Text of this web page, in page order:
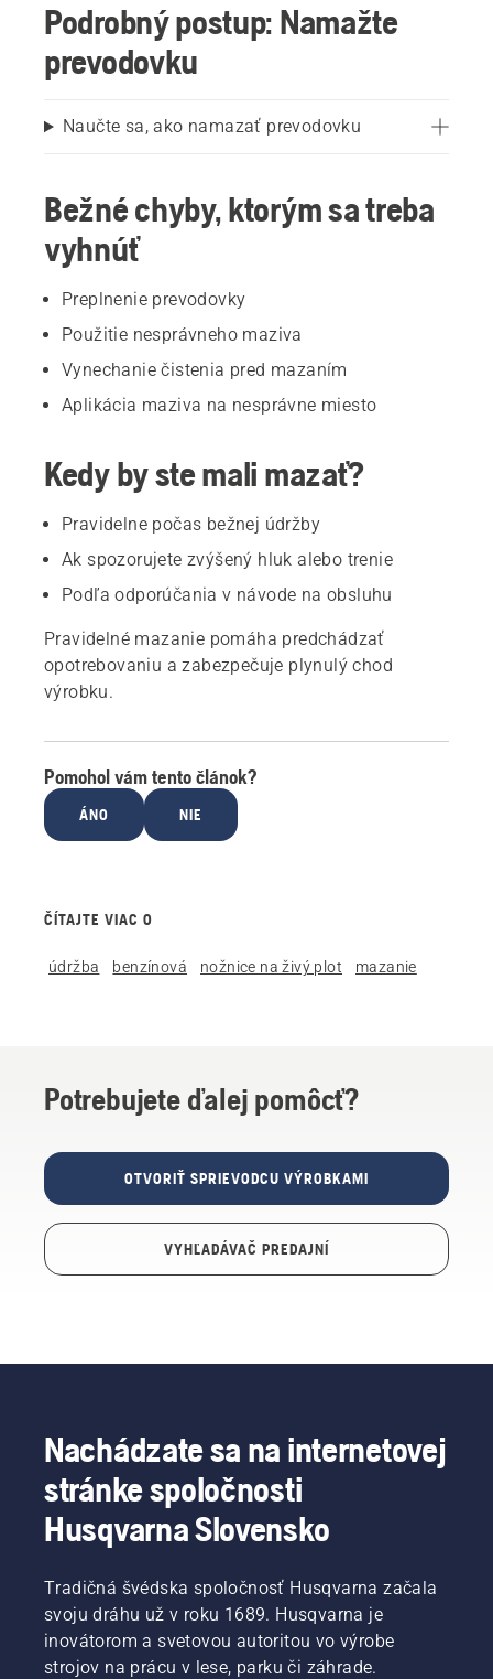
Podrobný postup: Namažte
prevodovku
Naučte sa, ako namazať prevodovku
Bežné chyby, ktorým sa treba
vyhnúť
Preplnenie prevodovky
Použitie nesprávneho maziva
Vynechanie čistenia pred mazaním
Aplikácia maziva na nesprávne miesto
Kedy by ste mali mazať?
Pravidelne počas bežnej údržby
Ak spozorujete zvýšený hluk alebo trenie
Podľa odporúčania v návode na obsluhu
Pravidelné mazanie pomáha predchádzať
opotrebovaniu a zabezpečuje plynulý chod
výrobku.
Pomohol vám tento článok?
ÁNO NIE
ČÍTAJTE VIAC O
údržba benzínová nožnice na živý plot mazanie
Potrebujete ďalej pomôcť?
OTVORIŤ SPRIEVODCU VÝROBKAMI
VYHĽADÁVAČ PREDAJNÍ
Nachádzate sa na internetovej
stránke spoločnosti
Husqvarna Slovensko
Tradičná švédska spoločnosť Husqvarna začala
svoju dráhu už v roku 1689. Husqvarna je
inovátorom a svetovou autoritou vo výrobe
strojov na prácu v lese, parku či záhrade.